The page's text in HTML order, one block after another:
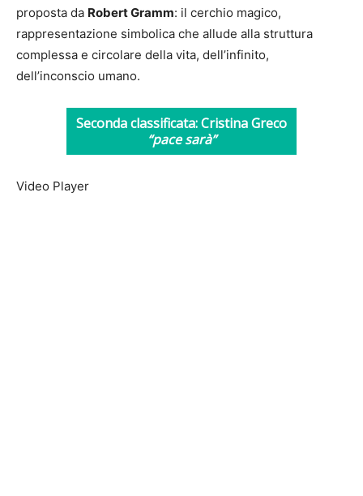
00:00
proposta da Robert Gramm: il cerchio magico,
rappresentazione simbolica che allude alla struttura
complessa e circolare della vita, dell’infinito,
dell’inconscio umano.
Seconda classificata: Cristina Greco
“pace sarà”
Video Player